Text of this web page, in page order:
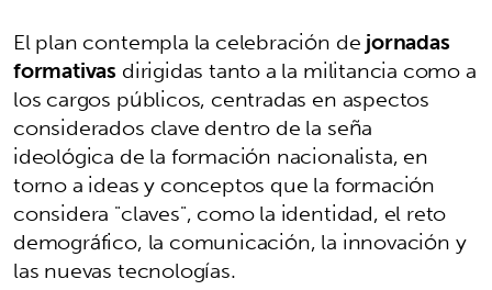
El plan contempla la celebración dejornadas
formativas dirigidas tanto a la militancia como a
los cargos públicos, centradas en aspectos
considerados clave dentro de la seña
ideológica de la formación nacionalista, en
torno a ideas y conceptos que la formación
considera "claves", como la identidad, el reto
demográfico, la comunicación, la innovación y
las nuevas tecnologías.